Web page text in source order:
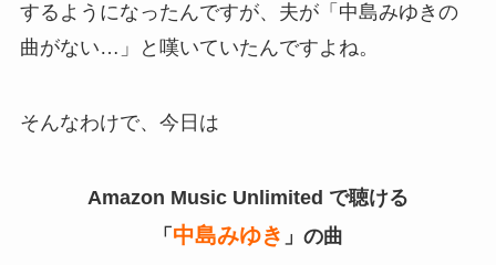
するようになったんですが、夫が「中島みゆきの
曲がない…」と嘆いていたんですよね。
そんなわけで、今日は
Amazon Music Unlimited で聴ける
「 中島みゆき 」の曲